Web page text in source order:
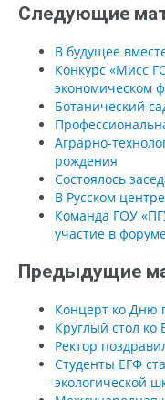
Следующие
В будущее
Конкурс «Мисс
экономическом
Ботанический
Аграрно-
рождения
Состоялось
В Русском
Команда ГОУ
участие в
Предыдущие
Концерт ко Дню
Круглый стол
Ректор
Студенты ЕГФ
экологической